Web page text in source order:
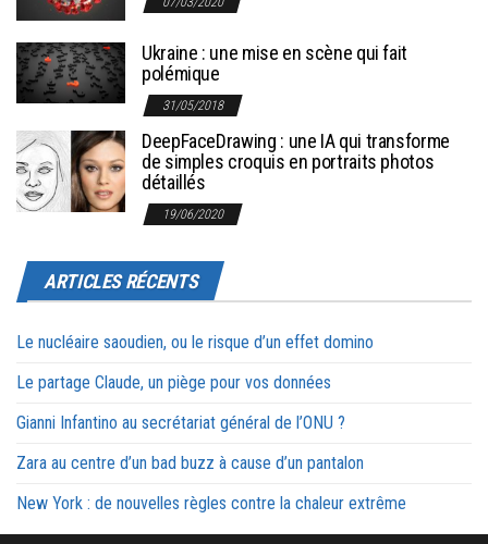
Ukraine : une mise en scène qui fait
polémique
31/05/2018
DeepFaceDrawing : une IA qui transforme
de simples croquis en portraits photos
détaillés
19/06/2020
ARTICLES RÉCENTS
Le nucléaire saoudien, ou le risque d’un effet domino
Le partage Claude, un piège pour vos données
Gianni Infantino au secrétariat général de l’ONU ?
Zara au centre d’un bad buzz à cause d’un pantalon
New York : de nouvelles règles contre la chaleur extrême